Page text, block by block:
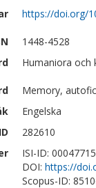
https://doi.org/
1448-4528
Humaniora
Memory,
Engelska
282610
ISI-ID:
DOI: https://
Scopus-ID: